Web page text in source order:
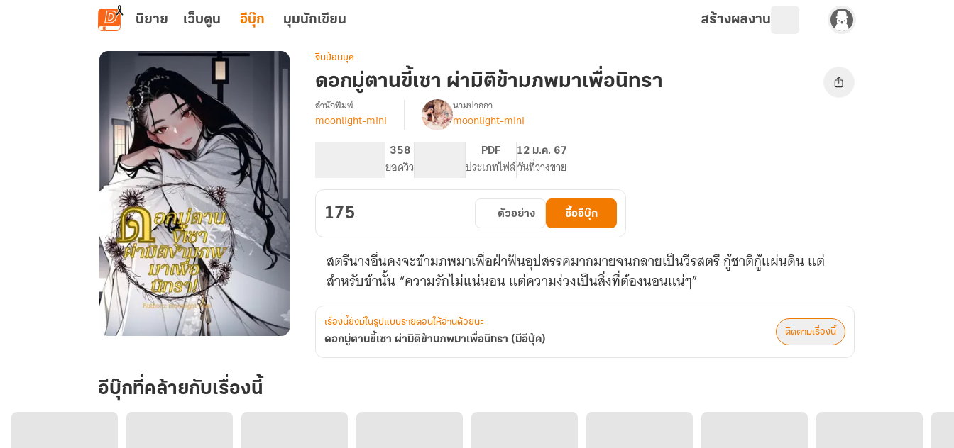
ข้ามไปยังเนื้อหาหลัก
นิยาย เว็บตูน อีบุ๊ก มุมนักเขียน สร้างผลงาน
ตาน
ขี้เซา
ผ่า
จีนย้อนยุค
ดอกมู่ตานขี้เซา ผ่ามิติข้ามภพมาเพื่อนิทรา
เรื่อ
ขี้เซา
ผ่า
มิติ
ข้าม
เพื่อ
นิทรา
(มี
อี
บุ้ค)
สำนักพิมพ์
moonlight-mini
นามปากกา
moonlight-mini
358
ยอดวิว
PDF
ประเภทไฟล์
12 ม.ค. 67
วันที่วางขาย
175 ตัวอย่าง ซื้ออีบุ๊ก
สตรีนางอื่นคงจะข้ามภพมาเพื่อฝ่าฟันอุปสรรคมากมายจนกลายเป็นวีรสตรี กู้ชาติกู้แผ่นดิน แต่
สำหรับข้านั้น “ความรักไม่แน่นอน แต่ความง่วงเป็นสิ่งที่ต้องนอนแน่ๆ”
เรื่องนี้ยังมีในรูปแบบรายตอนให้อ่านด้วยนะ
ดอกมู่ตานขี้เซา ผ่ามิติข้ามภพมาเพื่อนิทรา (มีอีบุ้ค)
ติดตามเรื่องนี้
อีบุ๊กที่คล้ายกับเรื่องนี้